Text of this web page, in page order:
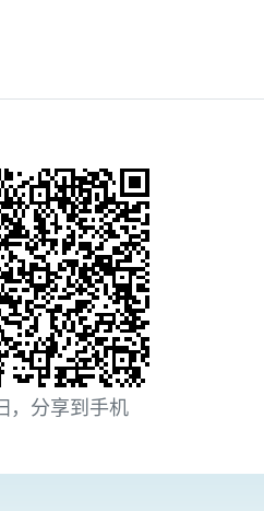
，分享到手机